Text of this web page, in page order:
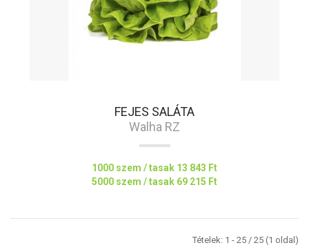
FEJES SALÁTA
Walha RZ
1000 szem / tasak 13 843 Ft
5000 szem / tasak 69 215 Ft
Tételek: 1 - 25 / 25 (1 oldal)